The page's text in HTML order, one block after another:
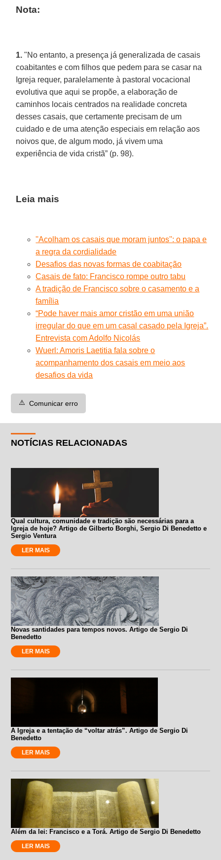
Nota:
1. "No entanto, a presença já generalizada de casais
coabitantes e com filhos que pedem para se casar na
Igreja requer, paralelamente à pastoral vocacional
evolutiva que aqui se propõe, a elaboração de
caminhos locais centrados na realidade concreta
desses casais, que certamente precisam de um
cuidado e de uma atenção especiais em relação aos
noivos que, de algum modo, já vivem uma
experiência de vida cristã” (p. 98).
Leia mais
''Acolham os casais que moram juntos'': o papa e
a regra da cordialidade
Desafios das novas formas de coabitação
Casais de fato: Francisco rompe outro tabu
A tradição de Francisco sobre o casamento e a
família
“Pode haver mais amor cristão em uma união
irregular do que em um casal casado pela Igreja”.
Entrevista com Adolfo Nicolás
Wuerl: Amoris Laetitia fala sobre o
acompanhamento dos casais em meio aos
desafios da vida
⚠️ Comunicar erro
NOTÍCIAS RELACIONADAS
Qual cultura, comunidade e tradição são necessárias para a
Igreja de hoje? Artigo de Gilberto Borghi, Sergio Di Benedetto e
Sergio Ventura
LER MAIS
Novas santidades para tempos novos. Artigo de Sergio Di
Benedetto
LER MAIS
A Igreja e a tentação de “voltar atrás”. Artigo de Sergio Di
Benedetto
LER MAIS
Além da lei: Francisco e a Torá. Artigo de Sergio Di Benedetto
LER MAIS